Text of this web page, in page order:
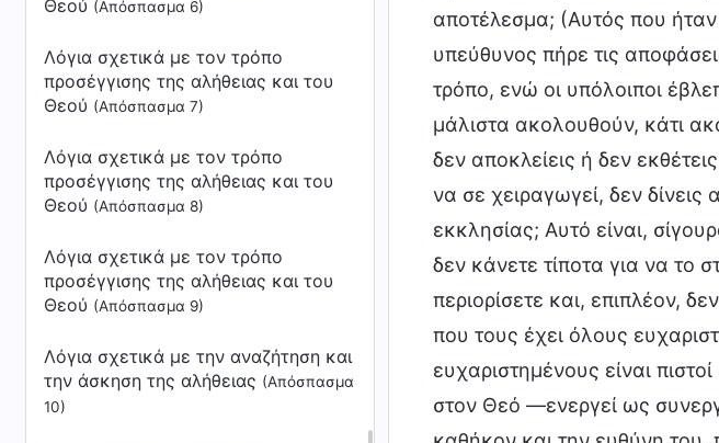
Θεού (Απόσπασμα 6)
Λόγια σχετικά με τον τρόπο
προσέγγισης της αλήθειας και του
Θεού (Απόσπασμα 7)
Λόγια σχετικά με τον τρόπο
προσέγγισης της αλήθειας και του
Θεού (Απόσπασμα 8)
Λόγια σχετικά με τον τρόπο
προσέγγισης της αλήθειας και του
Θεού (Απόσπασμα 9)
Λόγια σχετικά με την αναζήτηση και
την άσκηση της αλήθειας (Απόσπασμα
10)
αποτέλεσμα; (Αυτός που
υπεύθυνος πήρε τις
τρόπο, ενώ οι υπόλοιποι
μάλιστα ακολουθούν, κάτι
δεν αποκλείεις ή δεν
να σε χειραγωγεί, δεν
εκκλησίας; Αυτό είναι,
δεν κάνετε τίποτα για να το
περιορίσετε και, επιπλέον,
που τους έχει όλους
ευχαριστημένους είναι
στον Θεό —ενεργεί ως